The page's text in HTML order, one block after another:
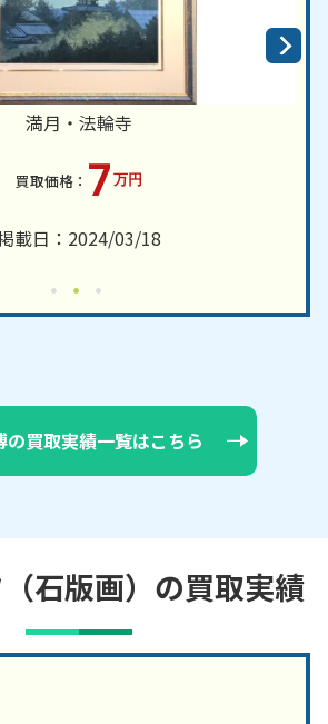
満月・法輪寺
7万円
載日：2024/03/18
の買取実績一覧はこちら
石版画）の買取実績